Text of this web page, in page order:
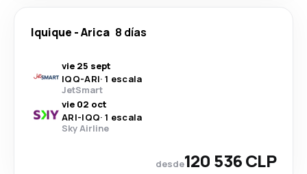
Iquique -Arica 8 días
vie 25 sept
IQQ-ARI· 1 escala
JetSmart
vie 02 oct
ARI-IQQ· 1 escala
Sky Airline
desde120 536 CLP